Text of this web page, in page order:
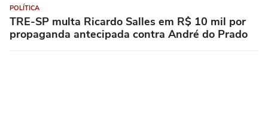
POLÍTICA
TRE-SP multa Ricardo Salles em R$ 10 mil por
propaganda antecipada contra André do Prado